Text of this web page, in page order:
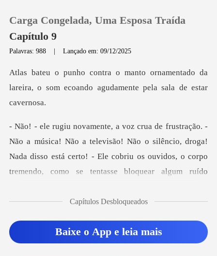
0
Histórico
Sair
Carga Congelada, Uma Esposa Traída
Capítulo 9
Palavras: 988 |Lançado em: 09/12/2025
namentado da
lareira, o som ecoando a
televisão! Não o silêncio, droga!
Nada disso está certo! - Ele cobriu os ouvid
Capítulos Desbloqueados
Baixe o App e leia mais